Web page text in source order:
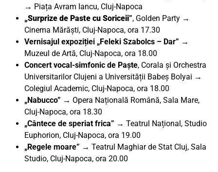
→ Piața Avram Iancu, Cluj-Napoca
„Surprize de Paste cu Soriceii”, Golden Party →
Cinema Mărăști, Cluj-Napoca, ora 17.30
Vernisajul expoziției „Feleki Szabolcs – Dar” →
Muzeul de Artă, Cluj-Napoca, ora 18.00
Concert vocal-simfonic de Paște, Corala și Orchestra
Universitarilor Clujeni a Universității Babeș Bolyai →
Colegiul Academic, Cluj-Napoca, ora 18.00
„Nabucco” → Opera Națională Română, Sala Mare,
Cluj-Napoca, ora 18.30
„Cântece de speriat frica” → Teatrul Național, Studio
Euphorion, Cluj-Napoca, ora 19.00
„Regele moare” → Teatrul Maghiar de Stat Cluj, Sala
Studio, Cluj-Napoca, ora 20.00